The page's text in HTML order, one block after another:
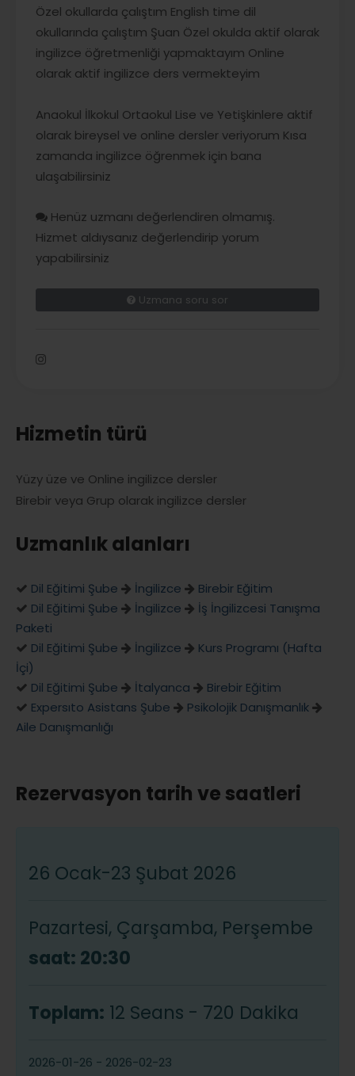
Özel okullarda çalıştım English time dil
okullarında çalıştım Şuan Özel okulda aktif olarak
ingilizce öğretmenliği yapmaktayım Online
olarak aktif ingilizce ders vermekteyim
Anaokul İlkokul Ortaokul Lise ve Yetişkinlere aktif
olarak bireysel ve online dersler veriyorum Kısa
zamanda ingilizce öğrenmek için bana
ulaşabilirsiniz
Henüz uzmanı değerlendiren olmamış.
Hizmet aldıysanız değerlendirip yorum
yapabilirsiniz
Uzmana soru sor
Hizmetin türü
Yüzy üze ve Online ingilizce dersler
Birebir veya Grup olarak ingilizce dersler
Uzmanlık alanları
Dil Eğitimi Şube İngilizce
Birebir Eğitim
Dil Eğitimi Şube
İngilizce
İş İngilizcesi Tanışma
Paketi
Dil Eğitimi Şube
İngilizce
Kurs Programı (Hafta
İçi)
Dil Eğitimi Şube
İtalyanca
Birebir Eğitim
Expersıto Asistans Şube
Psikolojik Danışmanlık
Aile Danışmanlığı
Rezervasyon tarih ve saatleri
26 Ocak-23 Şubat 2026
Pazartesi, Çarşamba, Perşembe
saat: 20:30
Toplam: 12 Seans - 720 Dakika
2026-01-26 - 2026-02-23